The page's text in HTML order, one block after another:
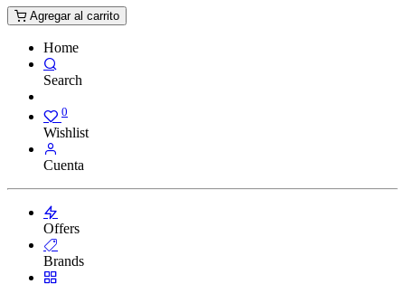
Agregar al carrito
Home
Search
0
Wishlist
Cuenta
Offers
Brands